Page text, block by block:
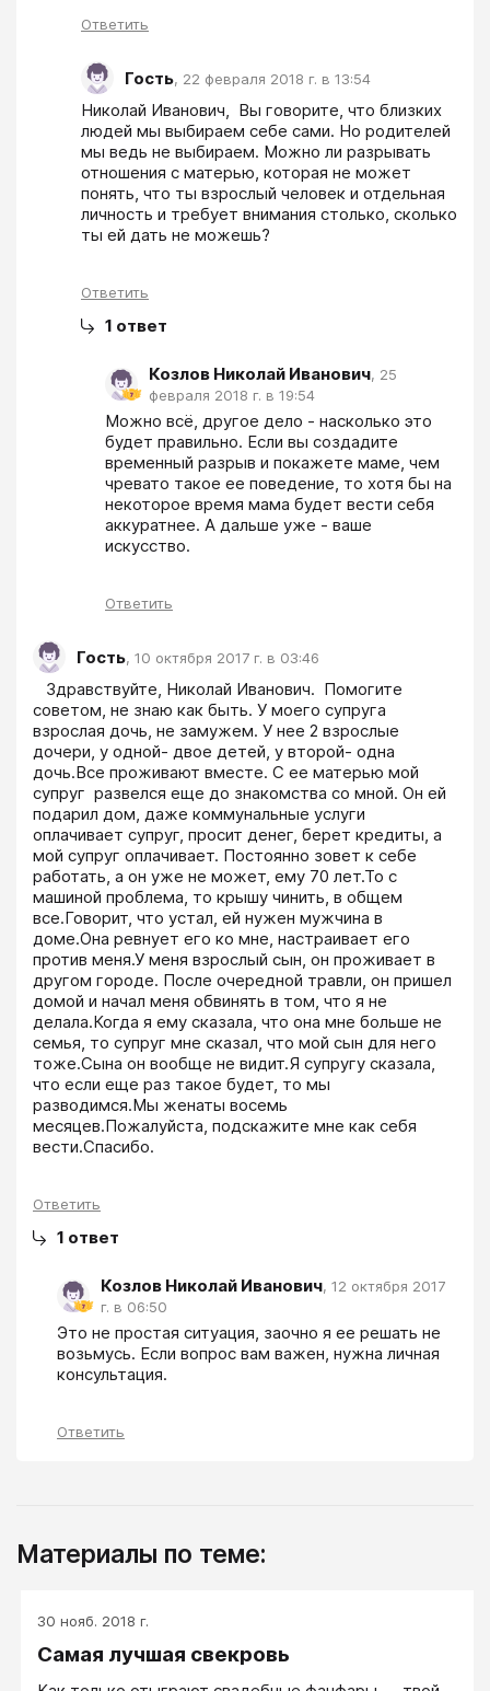
Ответить
Гость, 22 февраля 2018 г. в 13:54
Николай Иванович,  Вы говорите, что близких
людей мы выбираем себе сами. Но родителей
мы ведь не выбираем. Можно ли разрывать
отношения с матерью, которая не может
понять, что ты взрослый человек и отдельная
личность и требует внимания столько, сколько
ты ей дать не можешь?
Ответить
1 ответ
Козлов Николай Иванович, 25
февраля 2018 г. в 19:54
Можно всё, другое дело - насколько это
будет правильно. Если вы создадите
временный разрыв и покажете маме, чем
чревато такое ее поведение, то хотя бы на
некоторое время мама будет вести себя
аккуратнее. А дальше уже - ваше
искусство.
Ответить
Гость, 10 октября 2017 г. в 03:46
советом, не знаю как быть. У моего супруга
взрослая дочь, не замужем. У нее 2 взрослые
дочери, у одной- двое детей, у второй- одна
дочь.Все проживают вместе. С ее матерью мой
супруг  развелся еще до знакомства со мной. Он ей
подарил дом, даже коммунальные услуги
оплачивает супруг, просит денег, берет кредиты, а
мой супруг оплачивает. Постоянно зовет к себе
работать, а он уже не может, ему 70 лет.То с
машиной проблема, то крышу чинить, в общем
все.Говорит, что устал, ей нужен мужчина в
доме.Она ревнует его ко мне, настраивает его
против меня.У меня взрослый сын, он проживает в
другом городе. После очередной травли, он пришел
домой и начал меня обвинять в том, что я не
делала.Когда я ему сказала, что она мне больше не
семья, то супруг мне сказал, что мой сын для него
тоже.Сына он вообще не видит.Я супругу сказала,
что если еще раз такое будет, то мы
разводимся.Мы женаты восемь
месяцев.Пожалуйста, подскажите мне как себя
вести.Спасибо.
Ответить
1 ответ
Козлов Николай Иванович, 12 октября 2017
г. в 06:50
Это не простая ситуация, заочно я ее решать не
возьмусь. Если вопрос вам важен, нужна личная
консультация.
Ответить
Материалы по теме:
30 нояб. 2018 г.
Самая лучшая свекровь